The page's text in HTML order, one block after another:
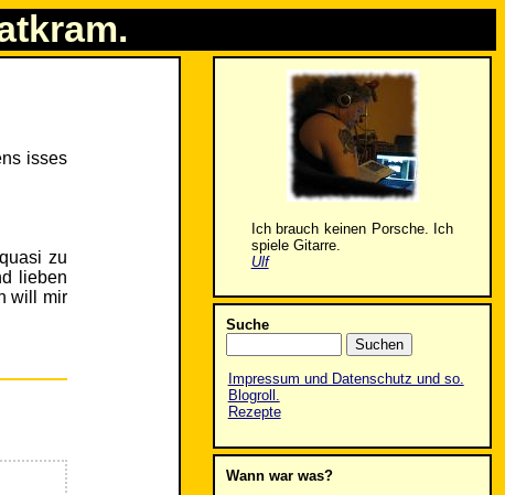
isses
zu
lieben
will mir
Ich brauch keinen Porsche. Ich
spiele Gitarre.
Ulf
Suche
Impressum und Datenschutz und so.
Blogroll.
Rezepte
Wann war was?